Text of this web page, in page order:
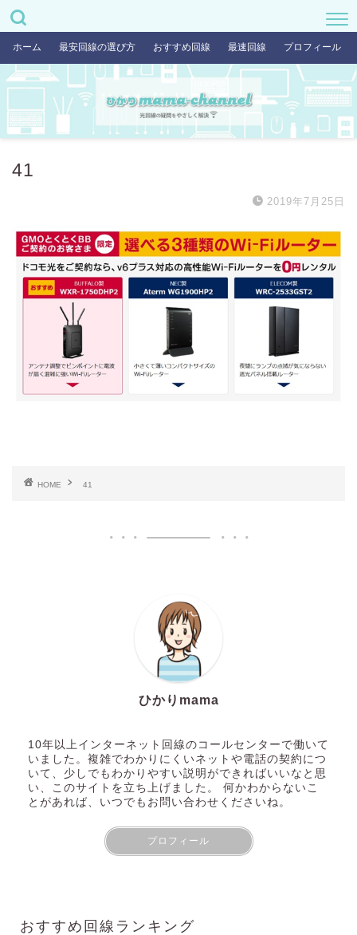
ホーム 最安回線の選び方 おすすめ回線 最速回線 プロフィール
41
2019年7月25日
HOME 41
ひかりmama
10年以上インターネット回線のコールセンターで働いて
いました。複雑でわかりにくいネットや電話の契約につ
いて、少しでもわかりやすい説明ができればいいなと思
い、このサイトを立ち上げました。 何かわからないこ
とがあれば、いつでもお問い合わせくださいね。
プロフィール
おすすめ回線ランキング